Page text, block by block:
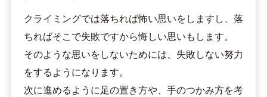
クライミングでは落ちれば怖い思いをしますし、落
ちればそこで失敗ですから悔しい思いもします。
そのような思いをしないためには、失敗しない努力
をするようになります。
次に進めるように足の置き方や、手のつかみ方を考